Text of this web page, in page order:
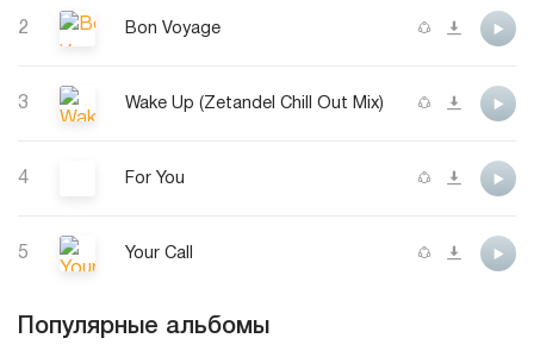
2 Bon Voyage
3 Wake Up (Zetandel Chill Out Mix)
4 For You
5 Your Call
Популярные альбомы